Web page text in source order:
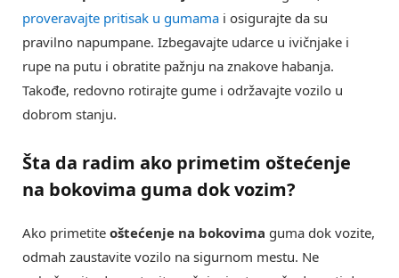
proveravajte pritisak u gumama i osigurajte da su
pravilno napumpane. Izbegavajte udarce u ivičnjake i
rupe na putu i obratite pažnju na znakove habanja.
Takođe, redovno rotirajte gume i održavajte vozilo u
dobrom stanju.
Šta da radim ako primetim oštećenje
na bokovima guma dok vozim?
Ako primetite oštećenje na bokovima guma dok vozite,
odmah zaustavite vozilo na sigurnom mestu. Ne